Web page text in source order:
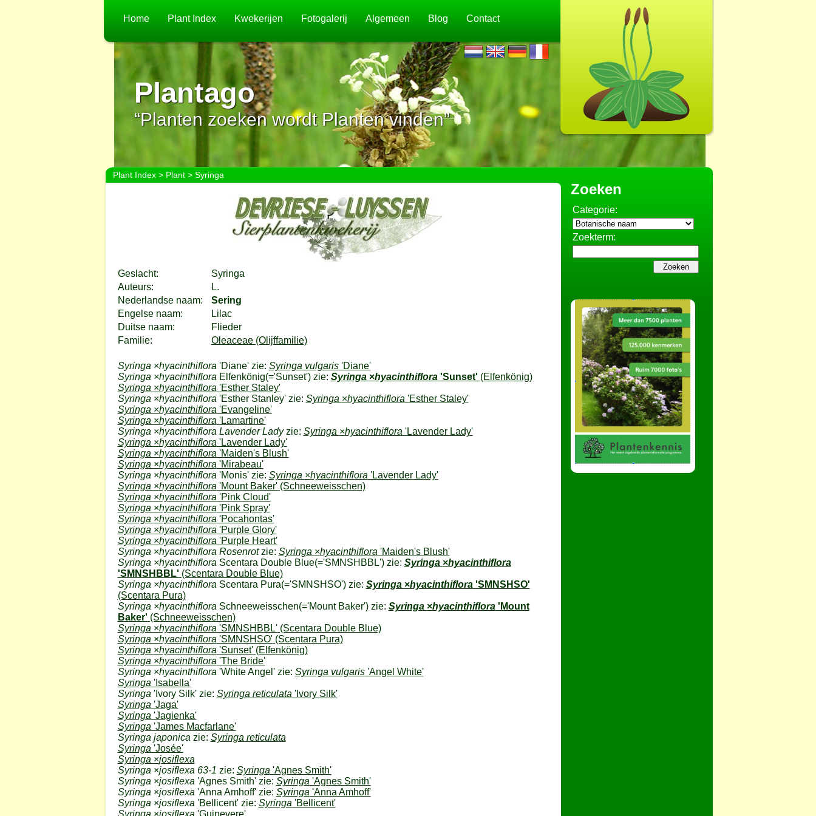
Home Plant Index Kwekerijen Fotogalerij Algemeen Blog Contact
Plantago
“Planten zoeken wordt Planten vinden”
Plant Index> Plant> Syringa
Geslacht:
Syringa
Auteurs:
L.
Nederlandse naam:
Sering
Engelse naam:
Lilac
Duitse naam:
Flieder
Familie:
Oleaceae (Olijffamilie)
Syringa ×hyacinthiflora 'Diane' zie: Syringa vulgaris'Diane'
Syringa ×hyacinthiflora Elfenkönig(='Sunset') zie: Syringa ×hyacinthiflora'Sunset' (Elfenkönig)
Syringa ×hyacinthiflora 'Esther Staley'
Syringa ×hyacinthiflora 'Esther Stanley' zie: Syringa ×hyacinthiflora 'Esther Staley'
Syringa ×hyacinthiflora 'Evangeline'
Syringa ×hyacinthiflora 'Lamartine'
Syringa ×hyacinthiflora Lavender Ladyzie: Syringa ×hyacinthiflora 'Lavender Lady'
Syringa ×hyacinthiflora 'Lavender Lady'
Syringa ×hyacinthiflora 'Maiden's Blush'
Syringa ×hyacinthiflora 'Mirabeau'
Syringa ×hyacinthiflora 'Monis' zie: Syringa ×hyacinthiflora 'Lavender Lady'
Syringa ×hyacinthiflora 'Mount Baker'(Schneeweisschen)
Syringa ×hyacinthiflora 'Pink Cloud'
Syringa ×hyacinthiflora 'Pink Spray'
Syringa ×hyacinthiflora 'Pocahontas'
Syringa ×hyacinthiflora 'Purple Glory'
Syringa ×hyacinthiflora 'Purple Heart'
Syringa ×hyacinthiflora Rosenrotzie: Syringa ×hyacinthiflora 'Maiden's Blush'
Syringa ×hyacinthiflora Scentara Double Blue(='SMNSHBBL') zie: Syringa ×hyacinthiflora
'SMNSHBBL' (Scentara Double Blue)
Syringa ×hyacinthiflora Scentara Pura(='SMNSHSO') zie: Syringa ×hyacinthiflora'SMNSHSO'
(Scentara Pura)
Syringa ×hyacinthiflora Schneeweisschen(='Mount Baker') zie: Syringa ×hyacinthiflora'Mount
Baker' (Schneeweisschen)
Syringa ×hyacinthiflora 'SMNSHBBL'(Scentara Double Blue)
Syringa ×hyacinthiflora 'SMNSHSO'(Scentara Pura)
Syringa ×hyacinthiflora 'Sunset'(Elfenkönig)
Syringa ×hyacinthiflora 'The Bride'
Syringa ×hyacinthiflora 'White Angel' zie: Syringa vulgaris'Angel White'
Syringa 'Isabella'
Syringa 'Ivory Silk' zie: Syringa reticulata 'Ivory Silk'
Syringa 'Jaga'
Syringa 'Jagienka'
Syringa 'James Macfarlane'
Syringa japonica zie: Syringa reticulata
Syringa 'Josée'
Syringa ×josiflexa
Syringa ×josiflexa 63-1 zie: Syringa 'Agnes Smith'
Syringa ×josiflexa 'Agnes Smith' zie: Syringa 'Agnes Smith'
Syringa ×josiflexa 'Anna Amhoff' zie: Syringa 'Anna Amhoff'
Syringa ×josiflexa 'Bellicent' zie: Syringa 'Bellicent'
Syringa ×josiflexa 'Guinevere'
Zoeken
Categorie:
Zoekterm: